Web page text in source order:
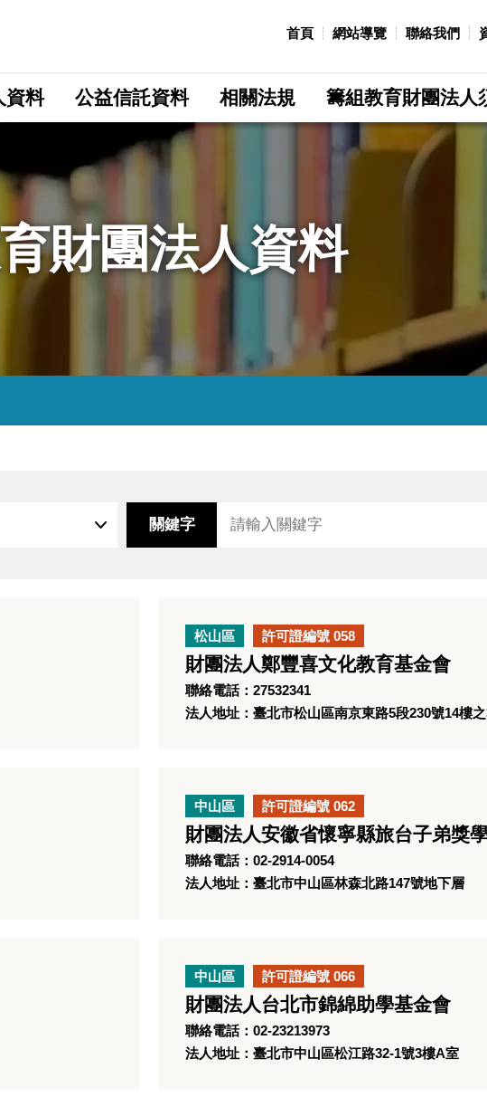
首頁 網站導覽 聯絡我們
資料 公益信託資料 相關法規 籌組教育財團法人
財團法人資料
關鍵字
松山區 許可證編號 058
財團法人鄭豐喜文化教育基金會
聯絡電話：27532341
法人地址：臺北市松山區南京東路5段230號14樓
中山區 許可證編號 062
財團法人安徽省懷寧縣旅台子弟獎
聯絡電話：02-2914-0054
法人地址：臺北市中山區林森北路147號地下層
中山區 許可證編號 066
財團法人台北市錦綿助學基金會
聯絡電話：02-23213973
法人地址：臺北市中山區松江路32-1號3樓A室